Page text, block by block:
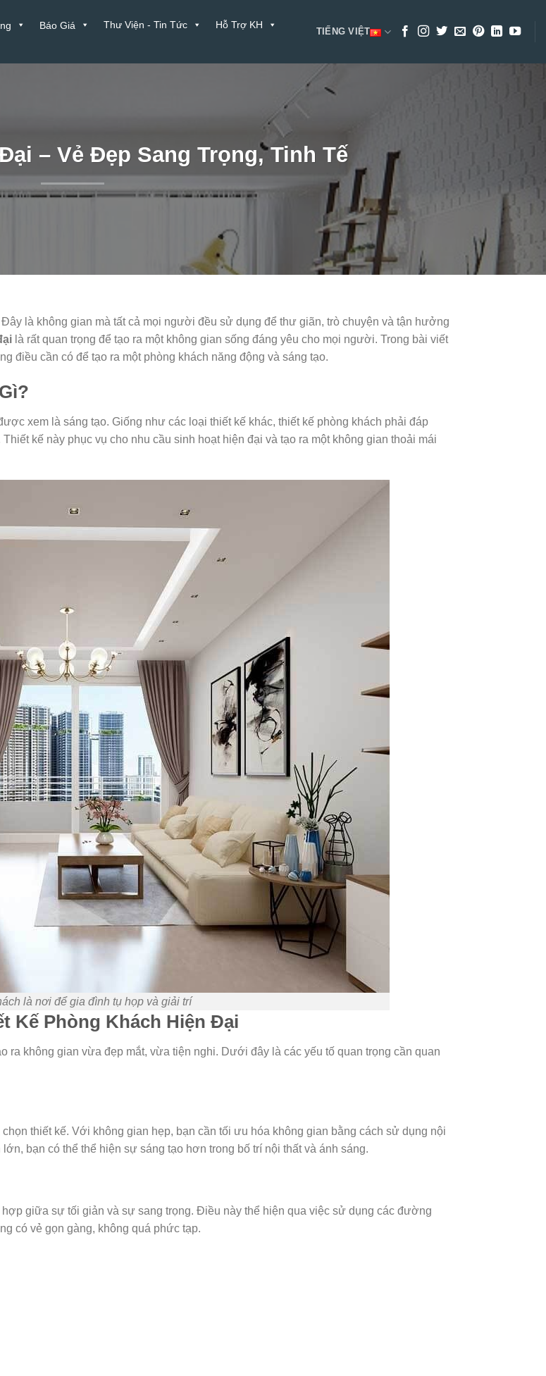
Báo Giá Thư Viện - Tin Tức Hỗ Trợ KH
TIẾNG VIỆT
– Vẻ Đẹp Sang Trọng, Tinh Tế
là không gian mà tất cả mọi người đều sử dụng để thư giãn, trò chuyện và tận hưởng
là rất quan trọng để tạo ra một không gian sống đáng yêu cho mọi người. Trong bài viết
điều cần có để tạo ra một phòng khách năng động và sáng tạo.
xem là sáng tạo. Giống như các loại thiết kế khác, thiết kế phòng khách phải đáp
kế này phục vụ cho nhu cầu sinh hoạt hiện đại và tạo ra một không gian thoải mái
là nơi để gia đình tụ họp và giải trí
Kế Phòng Khách Hiện Đại
ra không gian vừa đẹp mắt, vừa tiện nghi. Dưới đây là các yếu tố quan trọng cần quan
thiết kế. Với không gian hẹp, bạn cần tối ưu hóa không gian bằng cách sử dụng nội
bạn có thể thể hiện sự sáng tạo hơn trong bố trí nội thất và ánh sáng.
giữa sự tối giản và sự sang trọng. Điều này thể hiện qua việc sử dụng các đường
có vẻ gọn gàng, không quá phức tạp.